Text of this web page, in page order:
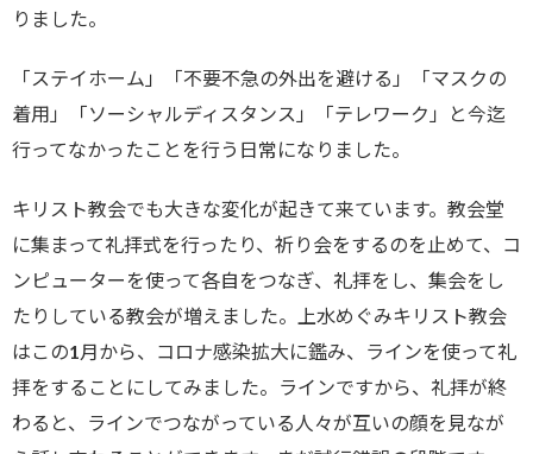
gins/sns-co
unt-cache/s
ns-count-c
ache.phpo
りました。
「ステイホーム」「不要不急の外出を避ける」「マスクの
着用」「ソーシャルディスタンス」「テレワーク」と今迄
行ってなかったことを行う日常になりました。
キリスト教会でも大きな変化が起きて来ています。教会堂
に集まって礼拝式を行ったり、祈り会をするのを止めて、コ
ンピューターを使って各自をつなぎ、礼拝をし、集会をし
たりしている教会が増えました。上水めぐみキリスト教会
はこの1月から、コロナ感染拡大に鑑み、ラインを使って礼
拝をすることにしてみました。ラインですから、礼拝が終
わると、ラインでつながっている人々が互いの顔を見なが